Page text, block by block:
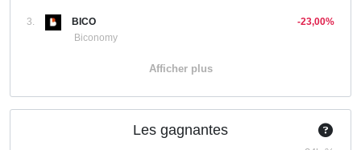
3.
BICO
Biconomy
-23,00%
Afficher plus
Les gagnantes